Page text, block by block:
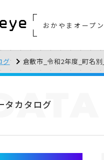
おかやまオープ
グ 倉敷市_令和2年度_町名別
タカタログ